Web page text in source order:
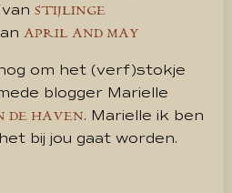
STIJLINGE
APRIL AND MAY
om het (verf)stokje
blogger Marielle
DE HAVEN. Marielle ik ben
bij jou gaat worden.